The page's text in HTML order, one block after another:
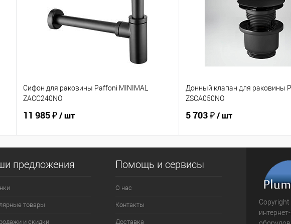
Сифон для раковины Paffoni MINIMAL
ZACC240NO
11 985 ₽/ шт
Донный клапан для раковины
ZSCA050NO
5 703 ₽/ шт
предложения
товары
и скидки
Помощь и сервисы
О нас
Контакты
Доставка